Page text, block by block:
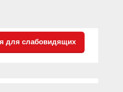
для слабовидящих